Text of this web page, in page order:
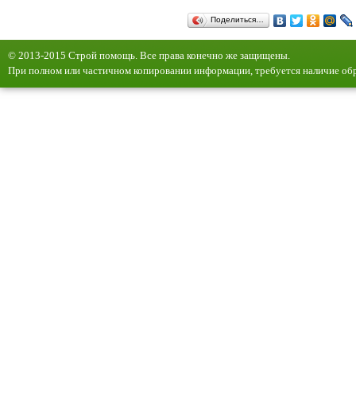
Поделиться…
© 2013-2015 Строй помощь. Все права конечно же защищены.
При полном или частичном копировании информации, требуется наличие